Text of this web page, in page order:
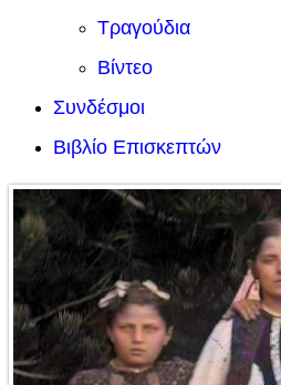
Τραγούδια
Βίντεο
Συνδέσμοι
Βιβλίο Επισκεπτών